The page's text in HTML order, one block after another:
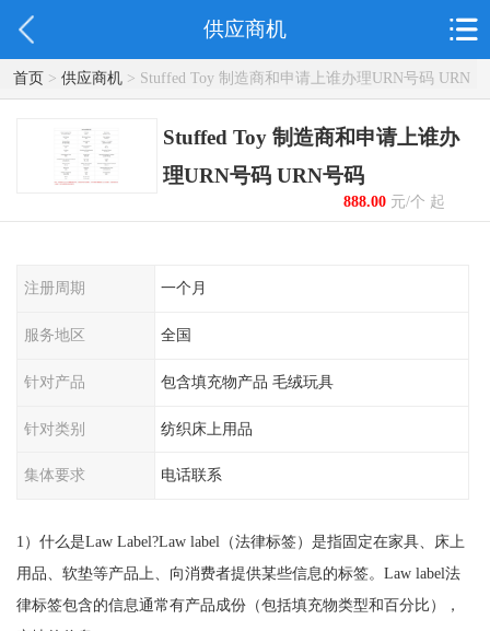
供应商机
首页> 供应商机> Stuffed Toy 制造商和申请上谁办理URN号码 URN
号码
Stuffed Toy 制造商和申请上谁办
理URN号码 URN号码
888.00元/个 起
注册周期 一个月
服务地区 全国
针对产品 包含填充物产品 毛绒玩具
针对类别 纺织床上用品
集体要求 电话联系
1）什么是Law Label?Law label（法律标签）是指固定在家具、床上
用品、软垫等产品上、向消费者提供某些信息的标签。Law label法
律标签包含的信息通常有产品成份（包括填充物类型和百分比），